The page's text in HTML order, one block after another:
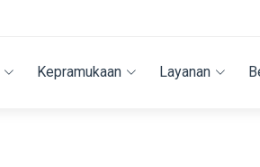
Kepramukaan Layanan